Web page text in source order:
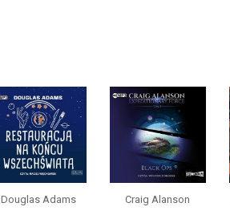
Douglas Adams Craig Alanson